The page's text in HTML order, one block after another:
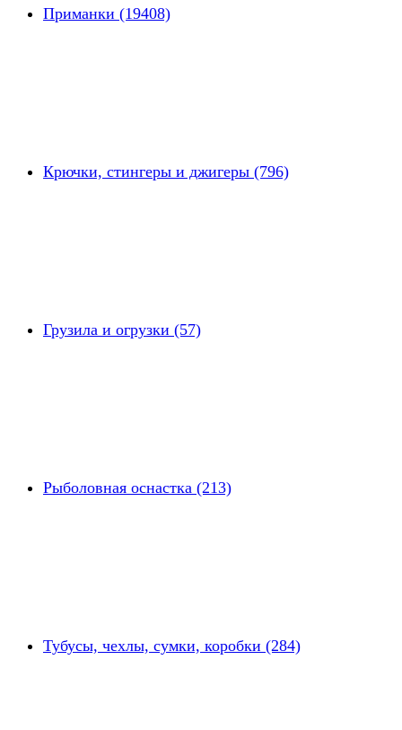
Приманки (19408)
Крючки, стингеры и джигеры (796)
Грузила и огрузки (57)
Рыболовная оснастка (213)
Тубусы, чехлы, сумки, коробки (284)